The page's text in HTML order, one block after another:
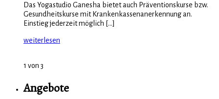
Das Yogastudio Ganesha bietet auch Präventionskurse bzw.
Gesundheitskurse mit Krankenkassenanerkennung an.
Einstieg jederzeit möglich [...]
weiterlesen
1 von 3
Angebote